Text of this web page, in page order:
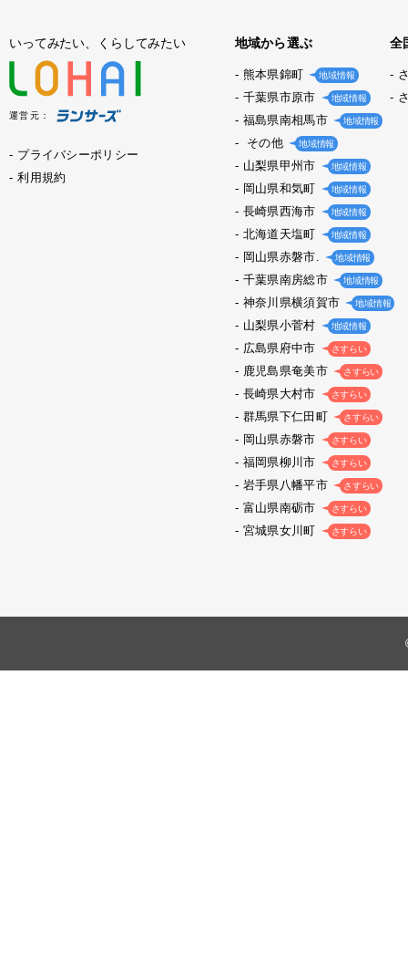
いってみたい、くらしてみたい
運営元：
プライバシーポリシー
利用規約
地域から選ぶ
熊本県錦町 地域情報
千葉県市原市 地域情報
福島県南相馬市 地域情報
その他 地域情報
山梨県甲州市 地域情報
岡山県和気町 地域情報
長崎県西海市 地域情報
北海道天塩町 地域情報
岡山県赤磐市. 地域情報
千葉県南房総市 地域情報
神奈川県横須賀市 地域情報
山梨県小菅村 地域情報
広島県府中市 さすらい
鹿児島県奄美市 さすらい
長崎県大村市 さすらい
群馬県下仁田町 さすらい
岡山県赤磐市 さすらい
福岡県柳川市 さすらい
岩手県八幡平市 さすらい
富山県南砺市 さすらい
宮城県女川町 さすらい
全